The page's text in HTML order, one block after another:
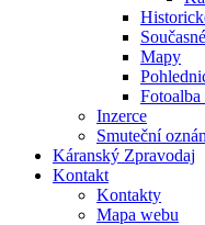
Mapy
Inzerce
Smuteční
Káranský Zpravodaj
Kontakt
Kontakty
Mapa webu